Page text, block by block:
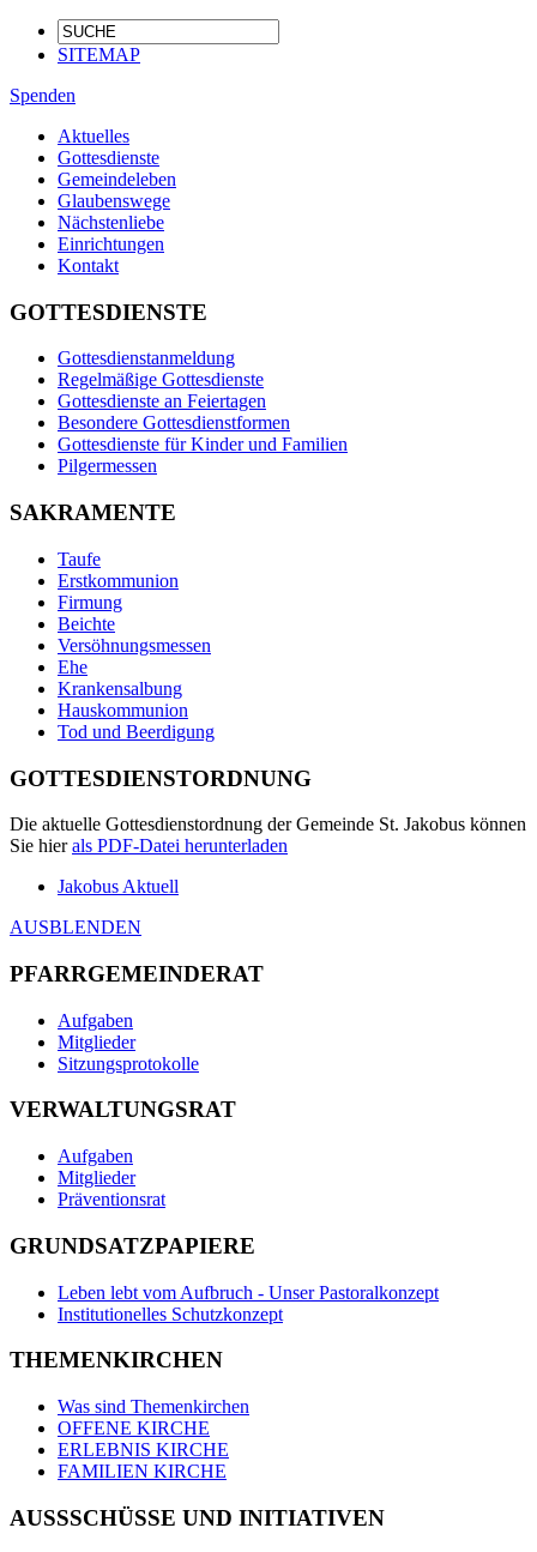
SITEMAP
Spenden
Aktuelles
Gottesdienste
Gemeindeleben
Glaubenswege
Nächstenliebe
Einrichtungen
Kontakt
GOTTESDIENSTE
Gottesdienstanmeldung
Regelmäßige Gottesdienste
Gottesdienste an Feiertagen
Besondere Gottesdienstformen
Gottesdienste für Kinder und Familien
Pilgermessen
SAKRAMENTE
Taufe
Erstkommunion
Firmung
Beichte
Versöhnungsmessen
Ehe
Krankensalbung
Hauskommunion
Tod und Beerdigung
GOTTESDIENSTORDNUNG
Die aktuelle Gottesdienstordnung der Gemeinde St. Jakobus können
Sie hierals PDF-Datei herunterladen
Jakobus Aktuell
AUSBLENDEN
PFARRGEMEINDERAT
Aufgaben
Mitglieder
Sitzungsprotokolle
VERWALTUNGSRAT
Aufgaben
Mitglieder
Präventionsrat
GRUNDSATZPAPIERE
Leben lebt vom Aufbruch - Unser Pastoralkonzept
Institutionelles Schutzkonzept
THEMENKIRCHEN
Was sind Themenkirchen
OFFENE KIRCHE
ERLEBNIS KIRCHE
FAMILIEN KIRCHE
AUSSSCHÜSSE UND INITIATIVEN